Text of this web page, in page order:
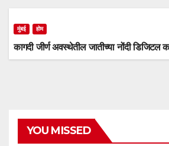
मुंबई होम
कागदी जीर्ण अवस्थेतील जातीच्या नोंदी डिजिटल
YOU MISSED